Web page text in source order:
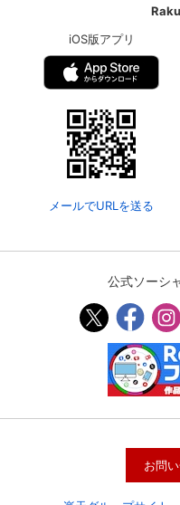
決済方法変更
iOS版アプリ
メールでURLを送る
公式ソーシ
お問